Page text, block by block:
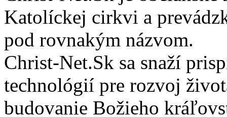
Katolíckej cirkvi a
pod rovnakým názvom.
Christ-Net.Sk sa snaží
technológií pre rozvoj
budovanie Božieho